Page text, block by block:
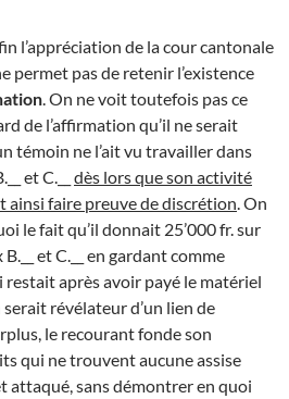
l’appréciation de la cour cantonale
permet pas de retenir l’existence
. On ne voit toutefois pas ce
de l’affirmation qu’il ne serait
témoin ne l’ait vu travailler dans
et C.__ dès lors que son activité
ainsi faire preuve de discrétion . On
le fait qu’il donnait 25’000 fr. sur
et C.__ en gardant comme
après avoir payé le matériel
révélateur d’un lien de
le recourant fonde son
qui ne trouvent aucune assise
attaqué, sans démontrer en quoi